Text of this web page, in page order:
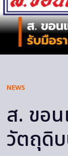
NEWS
ส. ขอ
วัตถุดิ